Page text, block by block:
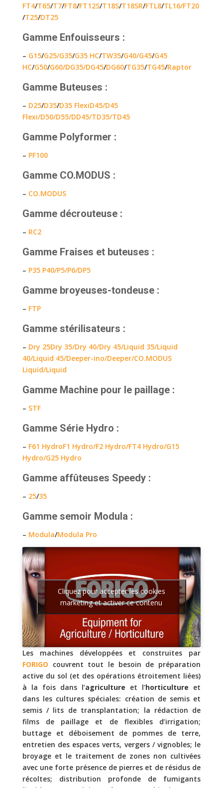
FT4/T65/T7/FT8/FT12S/T18S/T18SR/FTL8/TL16/FT20
/T25/DT25
Gamme Enfouisseurs :
– G15/G25/G35/G35 HC/TW35/G40/G45/G45
HC/G50/G60/DG35/DG45/DG60/TG35/TG45/Raptor
Gamme Buteuses :
– D25/D35/D35 FlexiD45/D45
Flexi/D50/D55/DD45/TD35/TD45
Gamme Polyformer :
– PF100
Gamme CO.MODUS :
– CO.MODUS
Gamme décrouteuse:
– RC2
Gamme Fraises et buteuses :
– P35 P40/P5/P6/DP5
Gamme broyeuses-tondeuse:
– FTP
Gamme stérilisateurs :
– Dry 25Dry 35/Dry 40/Dry 45/Liquid 35/Liquid
40/Liquid 45/Deeper-ino/Deeper/CO.MODUS
Liquid/Liquid
Gamme Machine pour le paillage:
– STF
Gamme Série Hydro :
– F61 HydroF1 Hydro/F2 Hydro/FT4 Hydro/G15
Hydro/G25 Hydro
Gamme affûteuses Speedy:
– 25/35
Gamme semoir Modula :
– Modula/Modula Pro
Cliquez pour accepter les cookies
marketing et activer ce contenu
Les machines développées et construites par
FORIGO couvrent tout le besoin de préparation
active du sol (et des opérations étroitement liées)
à la fois dans l’agriculture et l’horticulture et
dans les cultures spéciales: création de semis et
semis / lits de transplantation; la rédaction de
films de paillage et de flexibles d’irrigation;
buttage et déboisement de pommes de terre,
entretien des espaces verts, vergers / vignobles; le
broyage et le traitement de zones non cultivées
avec une forte présence de pierres et de résidus de
récoltes; distribution profonde de fumigants